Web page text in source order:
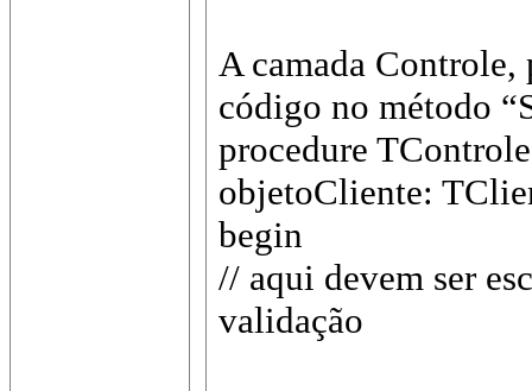
A camada Controle,
código no método
procedure
objetoCliente:
begin
// aqui devem ser
validação